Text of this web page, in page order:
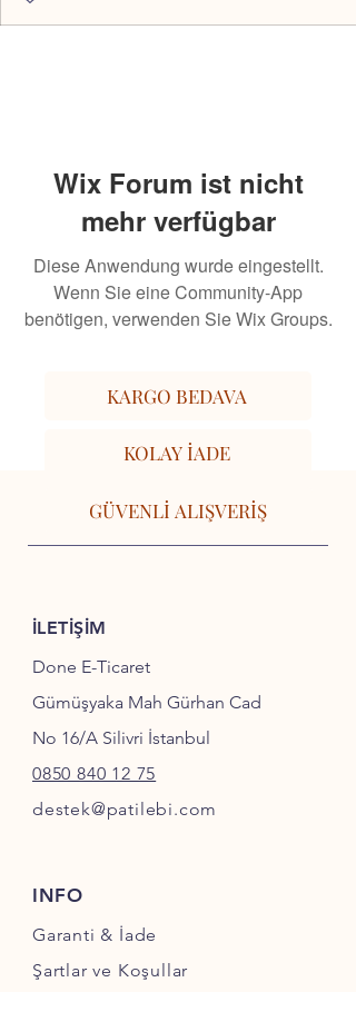
Wix Forum ist nicht
mehr verfügbar
Diese Anwendung wurde eingestellt.
Wenn Sie eine Community-App
benötigen, verwenden Sie Wix Groups.
KARGO BEDAVA
KOLAY İADE
GÜVENLİ ALIŞVERİŞ
İLETİŞİM
Done E-Ticaret
Gümüşyaka Mah Gürhan Cad
No 16/A Silivri İstanbul
0850 840 12 75
destek@patilebi.com
INFO
Garanti & İade
Şartlar ve Koşullar